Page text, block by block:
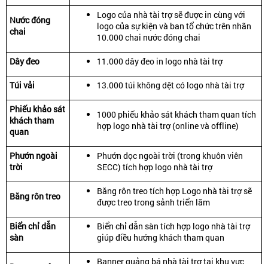
Nước đóng
chai
Logo của nhà tài trợ sẽ được in cùng với
logo của sự kiện và ban tổ chức trên nhãn
10.000 chai nước đóng chai
Dây đeo 11.000 dây đeo in logo nhà tài trợ
Túi vải 13.000 túi không dệt có logo nhà tài trợ
Phiếu khảo sát
khách tham
quan
1000 phiếu khảo sát khách tham quan tích
hợp logo nhà tài trợ (online và offline)
Phướn ngoài
trời
Phướn dọc ngoài trời (trong khuôn viên
SECC) tích hợp logo nhà tài trợ
Băng rôn treo
Băng rôn treo tích hợp Logo nhà tài trợ sẽ
được treo trong sảnh triển lãm
Biển chỉ dẫn
sàn
Biển chỉ dẫn sàn tích hợp logo nhà tài trợ
giúp điều hướng khách tham quan
Banner quảng bá nhà tài trợ tại khu vực